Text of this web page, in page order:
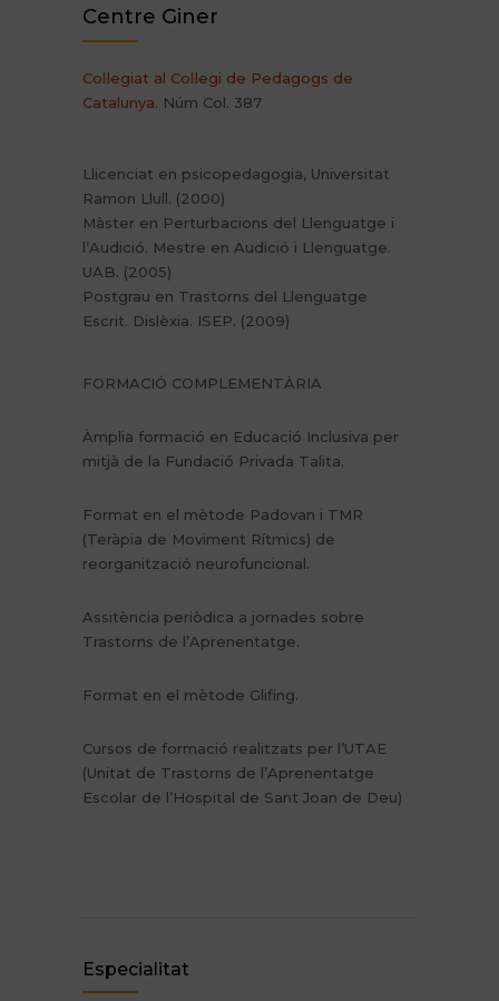
Centre Giner
Col·legiat al Col·legi de Pedagogs de
Catalunya. Núm Col. 387
Llicenciat en psicopedagogia, Universitat
Ramon Llull. (2000)
Màster en Perturbacions del Llenguatge i
l’Audició. Mestre en Audició i Llenguatge.
UAB. (2005)
Postgrau en Trastorns del Llenguatge
Escrit. Dislèxia. ISEP. (2009)
FORMACIÓ COMPLEMENTÀRIA
Àmplia formació en Educació Inclusiva per
mitjà de la Fundació Privada Talita.
Format en el mètode Padovan i TMR
(Teràpia de Moviment Rítmics) de
reorganització neurofuncional.
Assitència periòdica a jornades sobre
Trastorns de l’Aprenentatge.
Format en el mètode Glifing.
Cursos de formació realitzats per l’UTAE
(Unitat de Trastorns de l’Aprenentatge
Escolar de l’Hospital de Sant Joan de Deu)
Especialitat